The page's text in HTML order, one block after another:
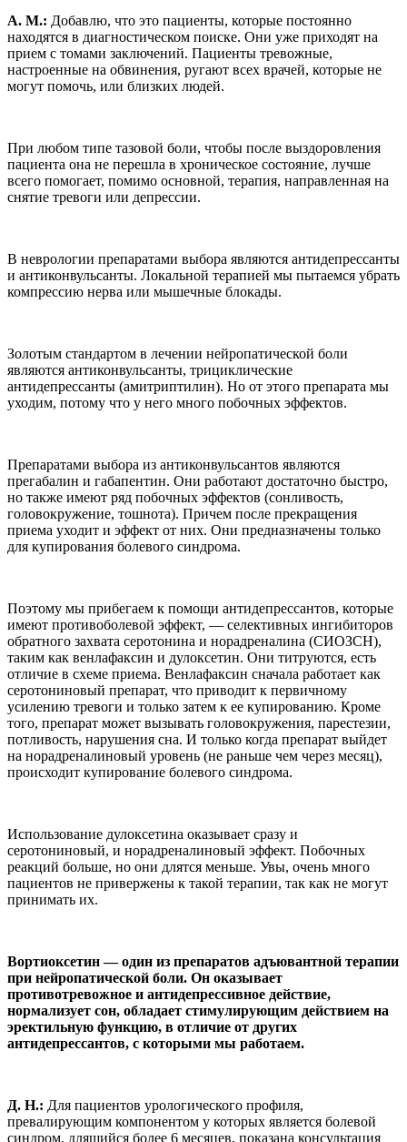
А. М.: Добавлю, что это пациенты, которые постоянно
находятся в диагностическом поиске. Они уже приходят на
прием с томами заключений. Пациенты тревожные,
настроенные на обвинения, ругают всех врачей, которые не
могут помочь, или близких людей.
При любом типе тазовой боли, чтобы после выздоровления
пациента она не перешла в хроническое состояние, лучше
всего помогает, помимо основной, терапия, направленная на
снятие тревоги или депрессии.
В неврологии препаратами выбора являются антидепрессанты
и антиконвульсанты. Локальной терапией мы пытаемся убрать
компрессию нерва или мышечные блокады.
Золотым стандартом в лечении нейропатической боли
являются антиконвульсанты, трициклические
антидепрессанты (амитриптилин). Но от этого препарата мы
уходим, потому что у него много побочных эффектов.
Препаратами выбора из антиконвульсантов являются
прегабалин и габапентин. Они работают достаточно быстро,
но также имеют ряд побочных эффектов (сонливость,
головокружение, тошнота). Причем после прекращения
приема уходит и эффект от них. Они предназначены только
для купирования болевого синдрома.
Поэтому мы прибегаем к помощи антидепрессантов, которые
имеют противоболевой эффект, — селективных ингибиторов
обратного захвата серотонина и норадреналина (СИОЗСН),
таким как венлафаксин и дулоксетин. Они титруются, есть
отличие в схеме приема. Венлафаксин сначала работает как
серотониновый препарат, что приводит к первичному
усилению тревоги и только затем к ее купированию. Кроме
того, препарат может вызывать головокружения, парестезии,
потливость, нарушения сна. И только когда препарат выйдет
на норадреналиновый уровень (не раньше чем через месяц),
происходит купирование болевого синдрома.
Использование дулоксетина оказывает сразу и
серотониновый, и норадреналиновый эффект. Побочных
реакций больше, но они длятся меньше. Увы, очень много
пациентов не привержены к такой терапии, так как не могут
принимать их.
Вортиоксетин — один из препаратов адъювантной терапии
при нейропатической боли. Он оказывает
противотревожное и антидепрессивное действие,
нормализует сон, обладает стимулирующим действием на
эректильную функцию, в отличие от других
антидепрессантов, с которыми мы работаем.
Д. Н.: Для пациентов урологического профиля,
превалирующим компонентом у которых является болевой
синдром, длящийся более 6 месяцев, показана консультация